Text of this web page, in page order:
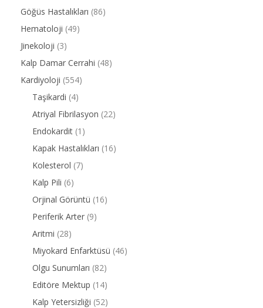
Göğüs Hastalıkları (86)
Hematoloji (49)
Jinekoloji (3)
Kalp Damar Cerrahi (48)
Kardiyoloji (554)
Taşikardi (4)
Atriyal Fibrilasyon (22)
Endokardit (1)
Kapak Hastalıkları (16)
Kolesterol (7)
Kalp Pili (6)
Orjinal Görüntü (16)
Periferik Arter (9)
Aritmi (28)
Miyokard Enfarktüsü (46)
Olgu Sunumları (82)
Editöre Mektup (14)
Kalp Yetersizliği (52)